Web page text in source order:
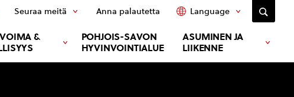
&
POHJOIS-SAVON
HYVINVOINTIALUE
ASUMINEN JA
LIIKENNE
Seuraa meitä Anna palautetta Language